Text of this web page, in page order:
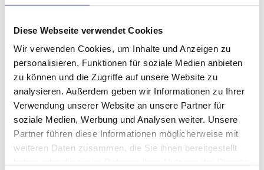
Diese Webseite verwendet Cookies
Wir verwenden Cookies, um Inhalte und Anzeigen zu
personalisieren, Funktionen für soziale Medien anbieten
zu können und die Zugriffe auf unsere Website zu
analysieren. Außerdem geben wir Informationen zu Ihrer
Verwendung unserer Website an unsere Partner für
soziale Medien, Werbung und Analysen weiter. Unsere
Partner führen diese Informationen möglicherweise mit
weiteren Daten zusammen, die Sie ihnen bereitgestellt
ÄHNLICHE PRODUKTE
Lunchbox Logo Brotdose